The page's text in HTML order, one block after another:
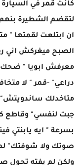
كانت قمر في
لتقضم الشطيرة
ان ابتلعت لقمتها "
الصبح ميغركش اني
معرفش ابويا " ضحك
دراعي" -قمر " لا
متاخدلك ساندويتش"
جبت لنفسي" وقاطع
بسرعة " ايه يابنتي
صوتك ولا شوفتك" لم
ولكن لم يفته تحول